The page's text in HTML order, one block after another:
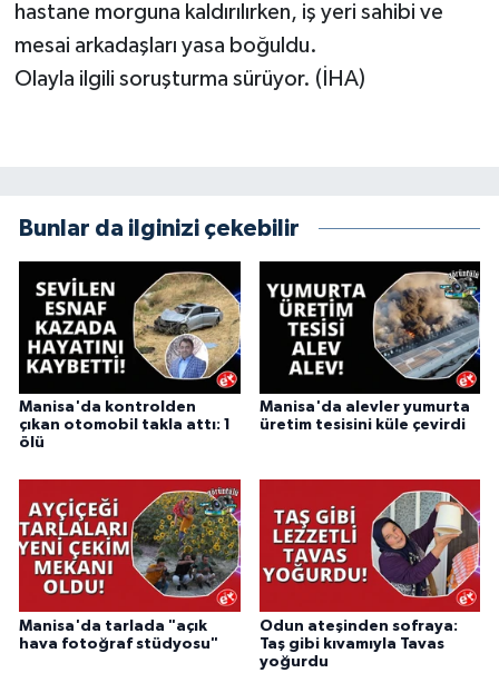
hastane morguna kaldırılırken, iş yeri sahibi ve
mesai arkadaşları yasa boğuldu.
Olayla ilgili soruşturma sürüyor. (İHA)
Bunlar da ilginizi çekebilir
Manisa'da kontrolden
çıkan otomobil takla attı: 1
ölü
Manisa'da alevler yumurta
üretim tesisini küle çevirdi
Manisa'da tarlada "açık
hava fotoğraf stüdyosu"
Odun ateşinden sofraya:
Taş gibi kıvamıyla Tavas
yoğurdu